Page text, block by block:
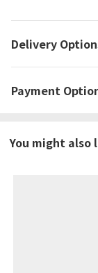
Delivery
Payment
You might also